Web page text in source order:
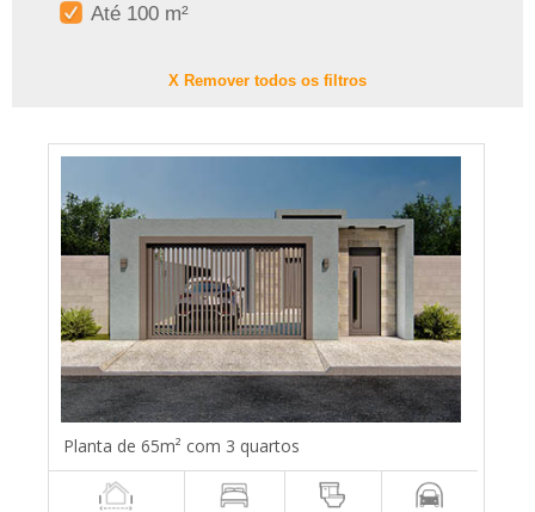
Até 100 m²
X Remover todos os filtros
Planta de 65m² com 3 quartos